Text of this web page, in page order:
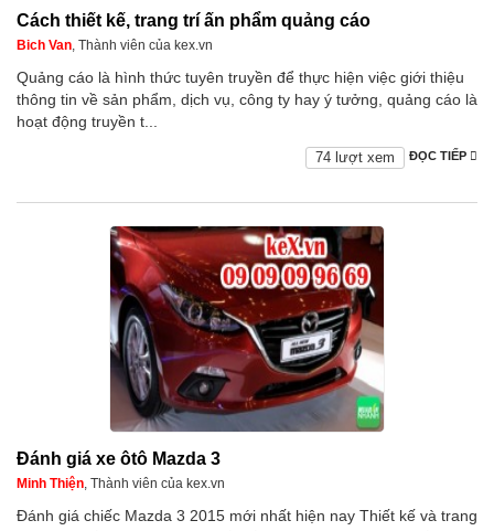
Cách thiết kế, trang trí ấn phẩm quảng cáo
Bich Van, Thành viên của kex.vn
Quảng cáo là hình thức tuyên truyền để thực hiện việc giới thiệu
thông tin về sản phẩm, dịch vụ, công ty hay ý tưởng, quảng cáo là
hoạt động truyền t...
ĐỌC TIẾP
74 lượt xem
Đánh giá xe ôtô Mazda 3
Minh Thiện, Thành viên của kex.vn
Đánh giá chiếc Mazda 3 2015 mới nhất hiện nay Thiết kế và trang